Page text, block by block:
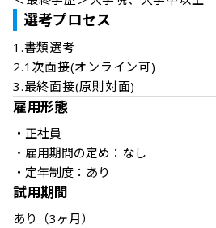
選考プロセス
1.書類選考
2.1次面接(オンライン可)
3.最終面接(原則対面)
雇用形態
・正社員
・雇用期間の定め：なし
・定年制度：あり
試用期間
あり（3ヶ月）